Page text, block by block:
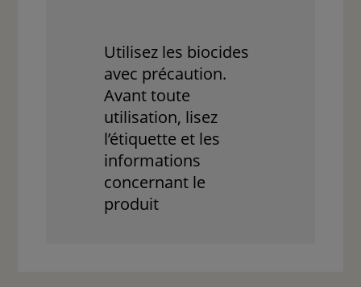
Utilisez les biocides
avec précaution.
Avant toute
utilisation, lisez
l’étiquette et les
informations
concernant le
produit